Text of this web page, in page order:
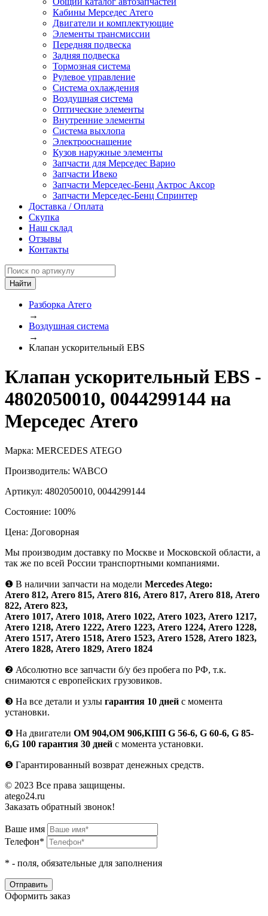
Кабины Мерседес Атего
Двигатели и комплектующие
Элементы трансмиссии
Передняя подвеска
Задняя подвеска
Тормозная сиcтема
Рулевое управление
Система охлаждения
Воздушная система
Оптические элементы
Внутренние элементы
Система выхлопа
Электрооснащение
Кузов наружные элементы
Запчасти для Мерседес Варио
Запчасти Ивеко
Запчасти Мерседес-Бенц Актрос Аксор
Запчасти Мерседес-Бенц Спринтер
Доставка / Оплата
Скупка
Наш склад
Отзывы
Контакты
Разборка Атего
→
Воздушная система
→
Клапан ускорительный EBS
Клапан ускорительный EBS -
4802050010, 0044299144 на
Мерседес Атего
Марка: MERCEDES ATEGO
Производитель: WABCO
Артикул: 4802050010, 0044299144
Состояние: 100%
Цена: Договорная
Мы производим доставку по Москве и Московской области, а
так же по всей России транспортными компаниями.
❶ В наличии запчасти на модели Mercedes Atego:
Атего 812, Атего 815, Атего 816, Атего 817, Атего 818, Атего
822, Атего 823,
Атего 1017, Атего 1018, Атего 1022, Атего 1023, Атего 1217,
Атего 1218, Атего 1222, Атего 1223, Атего 1224, Атего 1228,
Атего 1517, Атего 1518, Атего 1523, Атего 1528, Атего 1823,
Атего 1828, Атего 1829, Атего 1824
❷ Абсолютно все запчасти б/у без пробега по РФ, т.к.
снимаются с европейских грузовиков.
❸ На все детали и узлы гарантия 10 дней с момента
установки.
❹ На двигатели ОМ 904,ОМ 906,КПП G 56-6, G 60-6, G 85-
6,G 100 гарантия 30 дней с момента установки.
❺ Гарантированный возврат денежных средств.
© 2023 Все права защищены.
atego24.ru
Заказать обратный звонок!
Ваше имя
Телефон*
* - поля, обязательные для заполнения
Оформить заказ